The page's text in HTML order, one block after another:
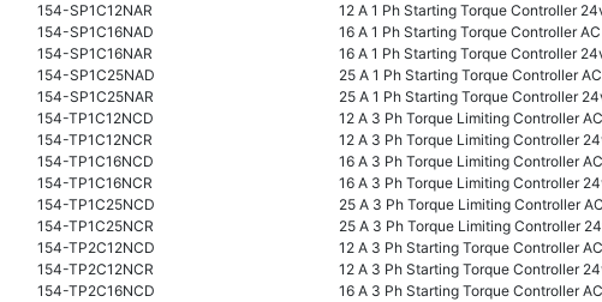
154-SP1C12NAR
12 A 1 Ph Starting Torque Controller
154-SP1C16NAD
16 A 1 Ph Starting Torque Controller AC
154-SP1C16NAR
16 A 1 Ph Starting Torque Controller
154-SP1C25NAD
25 A 1 Ph Starting Torque Controller AC
154-SP1C25NAR
25 A 1 Ph Starting Torque Controller
154-TP1C12NCD
12 A 3 Ph Torque Limiting Controller AC
154-TP1C12NCR
12 A 3 Ph Torque Limiting Controller
154-TP1C16NCD
16 A 3 Ph Torque Limiting Controller AC
154-TP1C16NCR
16 A 3 Ph Torque Limiting Controller
154-TP1C25NCD
25 A 3 Ph Torque Limiting Controller AC
154-TP1C25NCR
25 A 3 Ph Torque Limiting Controller
154-TP2C12NCD
12 A 3 Ph Starting Torque Controller AC
154-TP2C12NCR
12 A 3 Ph Starting Torque Controller
154-TP2C16NCD
16 A 3 Ph Starting Torque Controller AC